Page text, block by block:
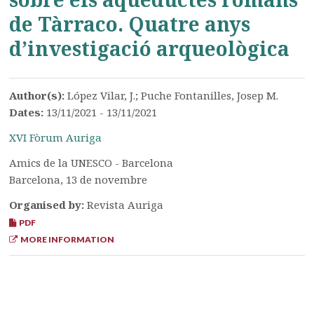
de Tàrraco. Quatre anys
d’investigació arqueològica
Author(s):López Vilar, J.; Puche Fontanilles, Josep M.
Dates: 13/11/2021 - 13/11/2021
XVI Fòrum Auriga
Amics de la UNESCO - Barcelona
Barcelona, 13 de novembre
Organised by:Revista Auriga
PDF
MORE INFORMATION